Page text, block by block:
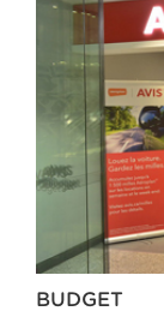
BUDGET